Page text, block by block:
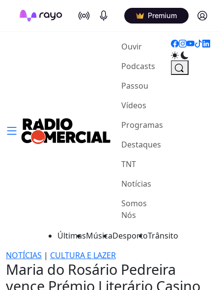
On Air Podcasts Premium Log in
Ouvir(current)
Podcasts
Passou
Vídeos
Programas
Destaques
TNT
Notícias
Somos
Nós
ÚltimasMúsicaDesportoTrânsito
NOTÍCIAS | CULTURA E LAZER
Maria do Rosário Pedreira
vence Prémio Literário Casino